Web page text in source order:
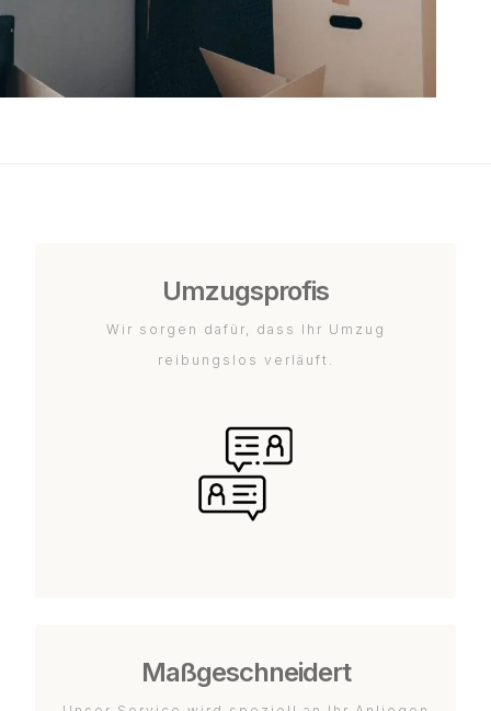
Umzugsprofis
Wir sorgen dafür, dass Ihr Umzug
reibungslos verläuft.
Maßgeschneidert